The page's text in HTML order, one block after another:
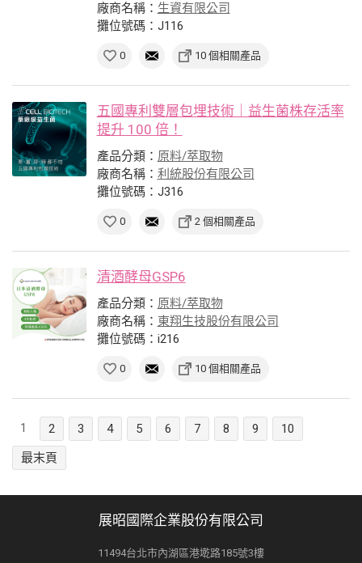
廠商名稱： 生資有限公司
攤位號碼：J116
0 10 個相關產品
五國專利雙層包埋技術｜益生菌株存活率
提升 100 倍！
產品分類： 原料/萃取物
廠商名稱： 利統股份有限公司
攤位號碼：J316
0 2 個相關產品
清酒酵母GSP6
產品分類： 原料/萃取物
廠商名稱： 東翔生技股份有限公司
攤位號碼：i216
0 10 個相關產品
1 2 3 4 5 6 7 8 9
10
最末頁
展昭國際企業股份有限公司
11494台北市內湖區港墘路185號3樓